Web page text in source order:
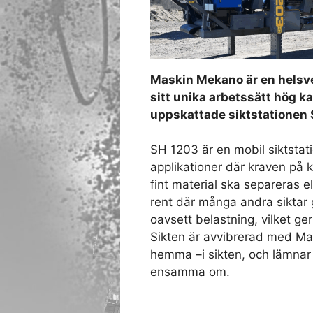
Maskin Mekano är en
sitt unika arbetssätt hög
uppskattade siktstationen
SH 1203 är en mobil
applikationer där kraven på
fint material ska separeras
rent där många andra
oavsett belastning, vilket
Sikten är avvibrerad med
hemma –i sikten, och
ensamma om.